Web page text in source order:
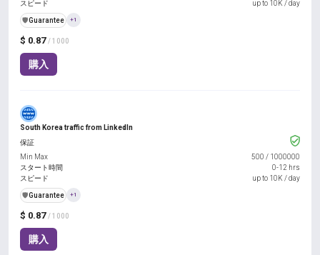
$ 0.87 / 1000
購入
スピード
up to 10K / day
️🛡️Guarantee +1
South Korea traffic from LinkedIn
$ 0.87 / 1000
購入
保証
Min Max
500 / 1000000
スタート時間
0-12 hrs
スピード
up to 10K / day
️🛡️Guarantee +1